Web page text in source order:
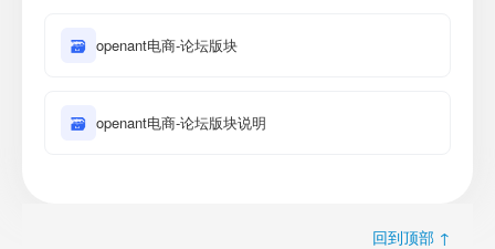
🗃 openant电商-论坛版块
🗃 openant电商-论坛版块说明
回到顶部 ↑